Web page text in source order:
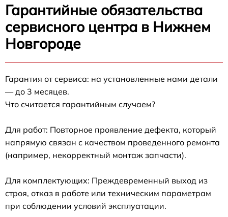
Гарантийные обязательства
сервисного центра в Нижнем
Новгороде
Гарантия от сервиса: на установленные нами детали
— до 3 месяцев.
Что считается гарантийным случаем?
Для работ: Повторное проявление дефекта, который
напрямую связан с качеством проведенного ремонта
(например, некорректный монтаж запчасти).
Для комплектующих: Преждевременный выход из
строя, отказ в работе или техническим параметрам
при соблюдении условий эксплуатации.